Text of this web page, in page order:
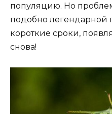
популяцию. Но
подобно легендарной
короткие сроки,
снова!